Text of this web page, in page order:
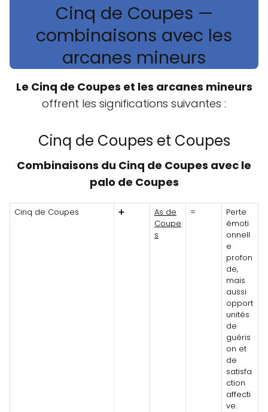
Cinq de Coupes —
combinaisons avec les
arcanes mineurs
Le Cinq de Coupes et les arcanes mineurs
offrent les significations suivantes :
Cinq de Coupes et Coupes
Combinaisons du Cinq de Coupes avec le
palo de Coupes
Cinq de Coupes ➕
As de
Coupe
s
=
Perte
émoti
onnell
e
profon
de,
mais
aussi
opport
unités
de
guéris
on et
de
satisfa
ction
affecti
ve.